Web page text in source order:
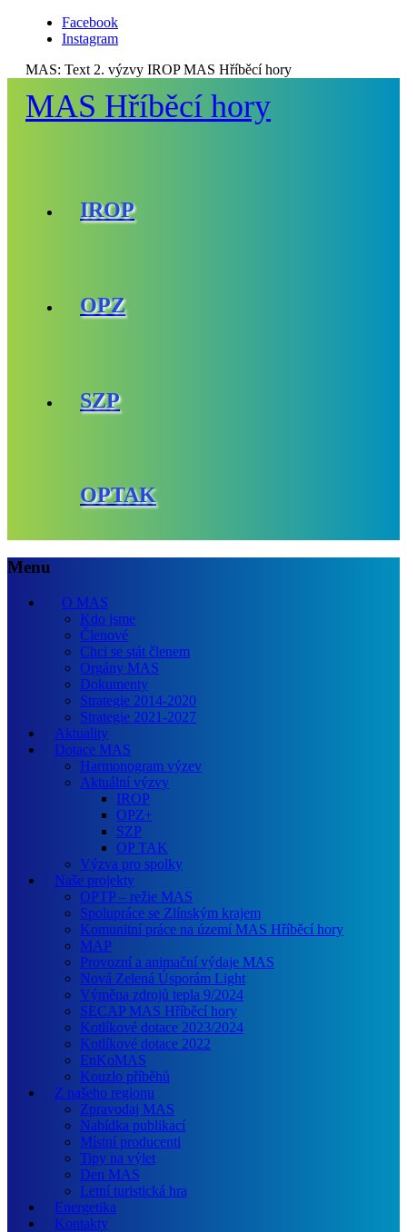
Facebook
Instagram
MAS: Text 2. výzvy IROP MAS Hříběcí hory
MAS Hříběcí hory
IROP
OPZ
SZP
OPTAK
Menu
O MAS
Kdo jsme
Členové
Chci se stát členem
Orgány MAS
Dokumenty
Strategie 2014-2020
Strategie 2021-2027
Aktuality
Dotace MAS
Harmonogram výzev
Aktuální výzvy
IROP
OPZ+
SZP
OP TAK
Výzva pro spolky
Naše projekty
OPTP – režie MAS
Spolupráce se Zlínským krajem
Komunitní práce na území MAS Hříběcí hory
MAP
Provozní a animační výdaje MAS
Nová Zelená Úsporám Light
Výměna zdrojů tepla 9/2024
SECAP MAS Hříběcí hory
Kotlíkové dotace 2023/2024
Kotlíkové dotace 2022
EnKoMAS
Kouzlo příběhů
Z našeho regionu
Zpravodaj MAS
Nabídka publikací
Místní producenti
Tipy na výlet
Den MAS
Letní turistická hra
Energetika
Kontakty